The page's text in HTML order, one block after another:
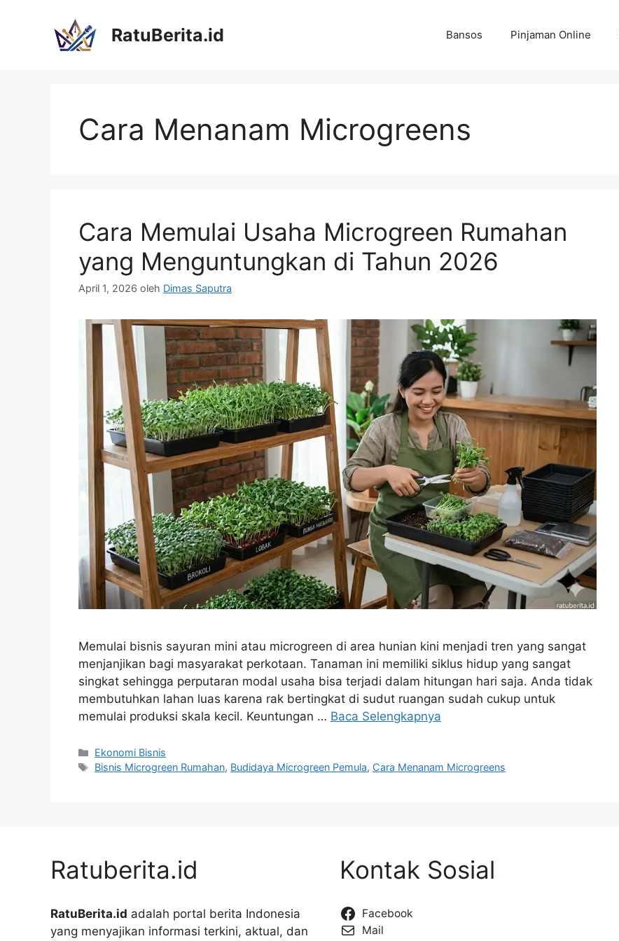
RatuBerita.id Bansos Pinjaman Online
Cara Menanam Microgreens
Cara Memulai Usaha Microgreen Rumahan
yang Menguntungkan di Tahun 2026
April 1, 2026 oleh Dimas Saputra
Memulai bisnis sayuran mini atau microgreen di area hunian kini menjadi tren yang sangat
menjanjikan bagi masyarakat perkotaan. Tanaman ini memiliki siklus hidup yang sangat
singkat sehingga perputaran modal usaha bisa terjadi dalam hitungan hari saja. Anda tidak
membutuhkan lahan luas karena rak bertingkat di sudut ruangan sudah cukup untuk
memulai produksi skala kecil. Keuntungan … Baca Selengkapnya
Kategori
Ekonomi Bisnis
Tag
Bisnis Microgreen Rumahan, Budidaya Microgreen Pemula, Cara Menanam Microgreens
Ratuberita.id
RatuBerita.id adalah portal berita Indonesia
yang menyajikan informasi terkini, aktual, dan
Kontak Sosial
Facebook
Mail